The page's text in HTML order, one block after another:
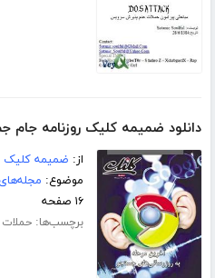
دانلود ضمیمه کلیک روزنامه جام جم -
از: ضمیمه کلیک
موضوع:
۱۶ صفحه
برچسب‌ها:حملات